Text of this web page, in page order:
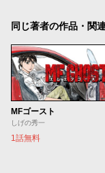
同じ著者の作品・関
MFゴースト
しげの秀一
1話無料